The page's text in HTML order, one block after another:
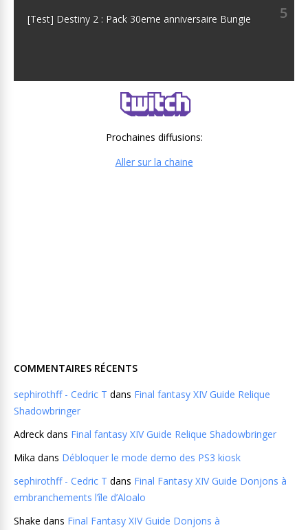
5
[Test] Destiny 2 : Pack 30eme anniversaire Bungie
Prochaines diffusions:
Aller sur la chaine
COMMENTAIRES RÉCENTS
sephirothff - Cedric T dans Final fantasy XIV Guide Relique
Shadowbringer
Adreck dans Final fantasy XIV Guide Relique Shadowbringer
Mika dans Débloquer le mode demo des PS3 kiosk
sephirothff - Cedric T dans Final Fantasy XIV Guide Donjons à
embranchements l’île d’Aloalo
Shake dans Final Fantasy XIV Guide Donjons à